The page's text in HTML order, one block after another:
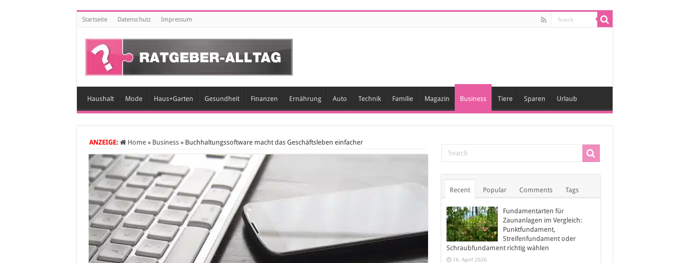
Startseite Datenschutz Impressum
Haushalt Mode Haus+Garten Gesundheit Finanzen Ernährung Auto Technik Familie Magazin Business Tiere Sparen Urlaub
ANZEIGE: Home » Business » Buchhaltungssoftware macht das Geschäftsleben einfacher
Recent Popular Comments Tags
Fundamentarten für
Zaunanlagen im Vergleich:
Punktfundament,
Streifenfundament oder
Schraubfundament richtig wählen
16. April 2026